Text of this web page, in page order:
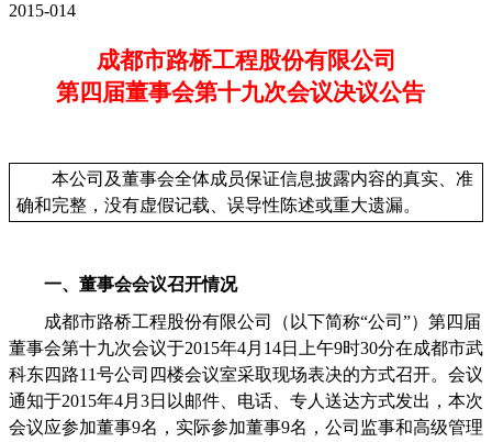
2015-014
成都市路桥工程股份有限公司
第四届董事会第十九次会议决议公告
本公司及董事会全体成员保证信息披露内容的真实、准
确和完整，没有虚假记载、误导性陈述或重大遗漏。
一、董事会会议召开情况
成都市路桥工程股份有限公司（以下简称“公司”）第四届
董事会第十九次会议于2015年4月 14日上午9时30分在成都市武
科东四路11号公司四楼会议室采取现场表决的方式召开。会议
通知于2015年4月 3日以邮件、电话、专人送达方式发出，本次
会议应参加董事9名，实际参加董事9名，公司监事和高级管理